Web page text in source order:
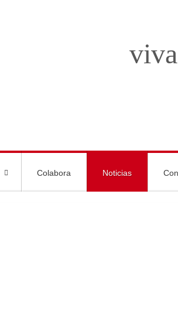
Colabora Noticias